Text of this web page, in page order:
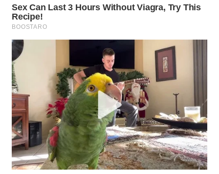
SOLO
WN
BOROBUDUR
WN
SURABAYA
WN
NATUNA